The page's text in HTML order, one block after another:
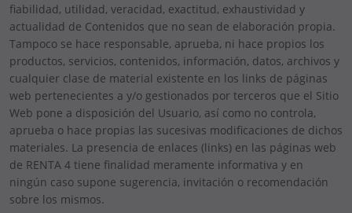
fiabilidad, utilidad, veracidad, exactitud, exhaustividad y
actualidad de Contenidos que no sean de elaboración propia.
Tampoco se hace responsable, aprueba, ni hace propios los
productos, servicios, contenidos, información, datos, archivos y
cualquier clase de material existente en los links de páginas
web pertenecientes a y/o gestionados por terceros que el Sitio
Web pone a disposición del Usuario, así como no controla,
aprueba o hace propias las sucesivas modificaciones de dichos
materiales. La presencia de enlaces (links) en las páginas web
de RENTA 4 tiene finalidad meramente informativa y en
ningún caso supone sugerencia, invitación o recomendación
sobre los mismos.